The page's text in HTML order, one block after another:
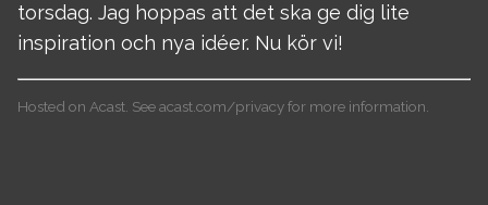
torsdag. Jag hoppas att det ska ge dig lite
inspiration och nya idéer. Nu kör vi!
Hosted on Acast. Seeacast.com/privacyfor more information.